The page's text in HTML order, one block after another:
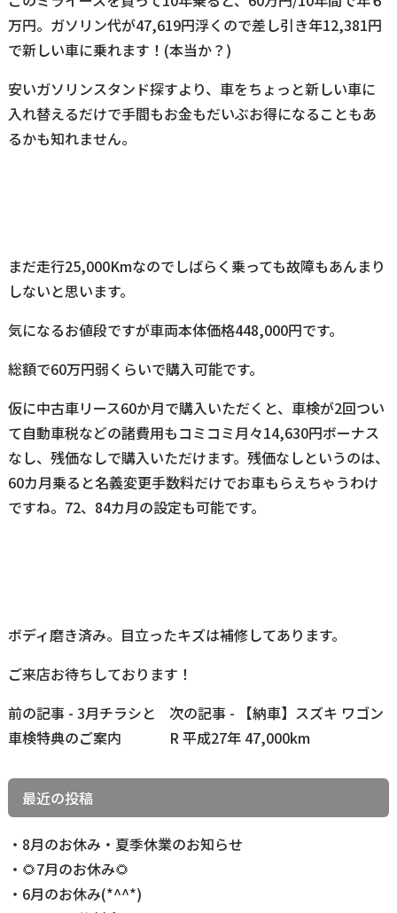
万円。ガソリン代が47,619円浮くので差し引き年12,381円
で新しい車に乗れます！(本当か？)
安いガソリンスタンド探すより、車をちょっと新しい車に
入れ替えるだけで手間もお金もだいぶお得になることもあ
るかも知れません。
まだ走行25,000Kmなのでしばらく乗っても故障もあんまり
しないと思います。
気になるお値段ですが車両本体価格448,000円です。
総額で60万円弱くらいで購入可能です。
仮に中古車リース60か月で購入いただくと、車検が2回つい
て自動車税などの諸費用もコミコミ月々14,630円ボーナス
なし、残価なしで購入いただけます。残価なしというのは、
60カ月乗ると名義変更手数料だけでお車もらえちゃうわけ
ですね。72、84カ月の設定も可能です。
ボディ磨き済み。目立ったキズは補修してあります。
ご来店お待ちしております！
前
後
記
事
前の記事 - 3月チラシと
車検特典のご案内
次の記事 - 【納車】スズキ ワゴン
R 平成27年 47,000km
最近の投稿
8月のお休み・夏季休業のお知らせ
🌻7月のお休み🌻
6月のお休み(*^^*)